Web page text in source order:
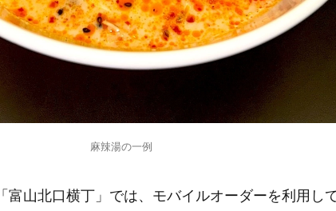
麻辣湯の一例
富山北口横丁」では、モバイルオーダーを利用し